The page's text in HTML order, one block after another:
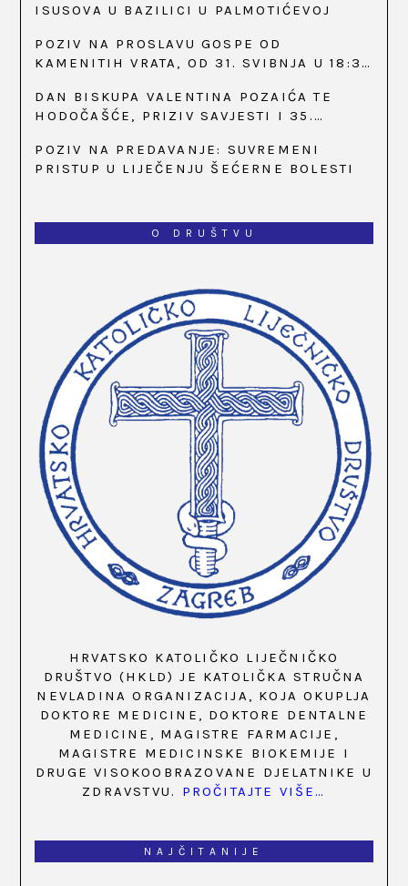
ISUSOVA U BAZILICI U PALMOTIĆEVOJ
POZIV NA PROSLAVU GOSPE OD
KAMENITIH VRATA, OD 31. SVIBNJA U 18:30
DAN BISKUPA VALENTINA POZAIĆA TE
HODOČAŠĆE, PRIZIV SAVJESTI I 35.
BISTRICI, OD 15. DO 17. SVIBNJA
POZIV NA PREDAVANJE: SUVREMENI
PRISTUP U LIJEČENJU ŠEĆERNE BOLESTI
O DRUŠTVU
HRVATSKO KATOLIČKO LIJEČNIČKO
DRUŠTVO (HKLD) JE KATOLIČKA STRUČNA
NEVLADINA ORGANIZACIJA, KOJA OKUPLJA
DOKTORE MEDICINE, DOKTORE DENTALNE
MEDICINE, MAGISTRE FARMACIJE,
MAGISTRE MEDICINSKE BIOKEMIJE I
DRUGE VISOKOOBRAZOVANE DJELATNIKE U
ZDRAVSTVU. PROČITAJTE VIŠE…
NAJČITANIJE